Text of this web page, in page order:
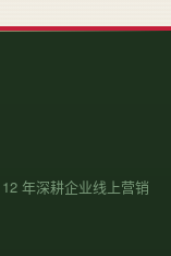
年深耕企业线上营销